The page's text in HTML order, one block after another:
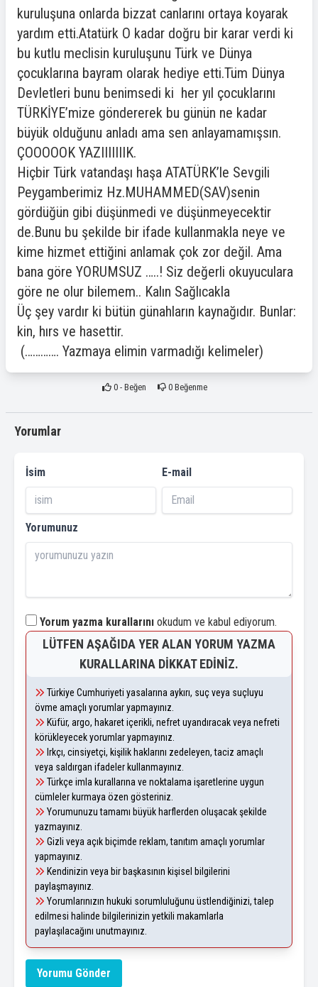
kuruluşuna onlarda bizzat canlarını ortaya koyarak
yardım etti.Atatürk O kadar doğru bir karar verdi ki
bu kutlu meclisin kuruluşunu Türk ve Dünya
çocuklarına bayram olarak hediye etti.Tüm Dünya
Devletleri bunu benimsedi ki her yıl çocuklarını
TÜRKİYE’mize göndererek bu günün ne kadar
büyük olduğunu anladı ama sen anlayamamışsın.
ÇOOOOOK YAZIIIIIIIK.
Hiçbir Türk vatandaşı haşa ATATÜRK’le Sevgili
Peygamberimiz Hz.MUHAMMED(SAV)senin
gördüğün gibi düşünmedi ve düşünmeyecektir
de.Bunu bu şekilde bir ifade kullanmakla neye ve
kime hizmet ettiğini anlamak çok zor değil. Ama
bana göre YORUMSUZ …..! Siz değerli okuyuculara
göre ne olur bilemem.. Kalın Sağlıcakla
Üç şey vardır ki bütün günahların kaynağıdır. Bunlar:
kin, hırs ve hasettir.
(…………. Yazmaya elimin varmadığı kelimeler)
0- Beğen 0 Beğenme
Yorumlar
İsim E-mail
Yorumunuz
Yorum yazma kurallarını okudum ve kabul ediyorum.
LÜTFEN AŞAĞIDA YER ALAN YORUM YAZMA
KURALLARINA DIKKAT EDINIZ.
Türkiye Cumhuriyeti yasalarına aykırı, suç veya suçluyu
övme amaçlı yorumlar yapmayınız.
Küfür, argo, hakaret içerikli, nefret uyandıracak veya nefreti
körükleyecek yorumlar yapmayınız.
Irkçı, cinsiyetçi, kişilik haklarını zedeleyen, taciz amaçlı
veya saldırgan ifadeler kullanmayınız.
Türkçe imla kurallarına ve noktalama işaretlerine uygun
cümleler kurmaya özen gösteriniz.
Yorumunuzu tamamı büyük harflerden oluşacak şekilde
yazmayınız.
Gizli veya açık biçimde reklam, tanıtım amaçlı yorumlar
yapmayınız.
Kendinizin veya bir başkasının kişisel bilgilerini
paylaşmayınız.
Yorumlarınızın hukuki sorumluluğunu üstlendiğinizi, talep
edilmesi halinde bilgilerinizin yetkili makamlarla
paylaşılacağını unutmayınız.
Yorumu Gönder